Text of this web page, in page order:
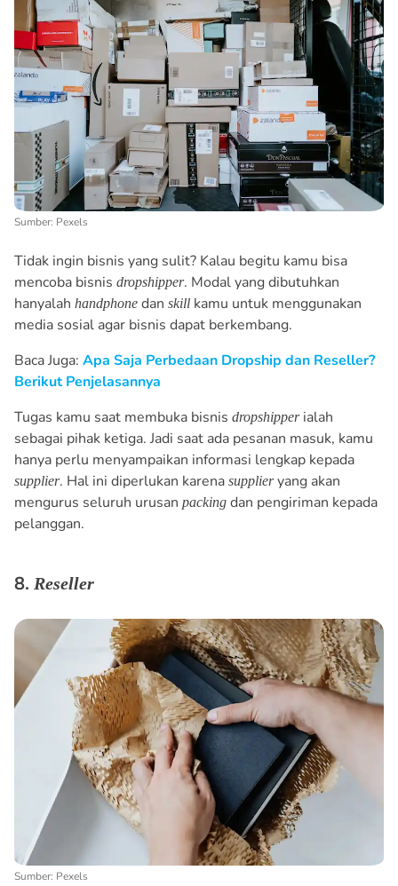
Sumber: Pexels
Tidak ingin bisnis yang sulit? Kalau begitu kamu bisa
mencoba bisnis dropshipper. Modal yang dibutuhkan
hanyalah handphone dan skill kamu untuk menggunakan
media sosial agar bisnis dapat berkembang.
Baca Juga: Apa Saja Perbedaan Dropship dan Reseller?
Berikut Penjelasannya
Tugas kamu saat membuka bisnis dropshipper ialah
sebagai pihak ketiga. Jadi saat ada pesanan masuk, kamu
hanya perlu menyampaikan informasi lengkap kepada
supplier. Hal ini diperlukan karena supplieryang akan
mengurus seluruh urusan packing dan pengiriman kepada
pelanggan.
8. Reseller
Sumber: Pexels